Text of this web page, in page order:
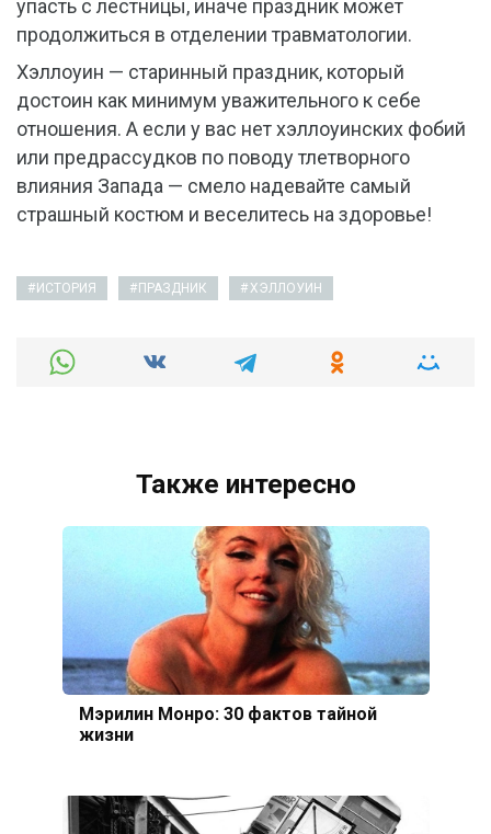
упасть с лестницы, иначе праздник может
продолжиться в отделении травматологии.
Хэллоуин — старинный праздник, который
достоин как минимум уважительного к себе
отношения. А если у вас нет хэллоуинских фобий
или предрассудков по поводу тлетворного
влияния Запада — смело надевайте самый
страшный костюм и веселитесь на здоровье!
ИСТОРИЯ ПРАЗДНИК ХЭЛЛОУИН
Также интересно
Мэрилин Монро: 30 фактов тайной
жизни